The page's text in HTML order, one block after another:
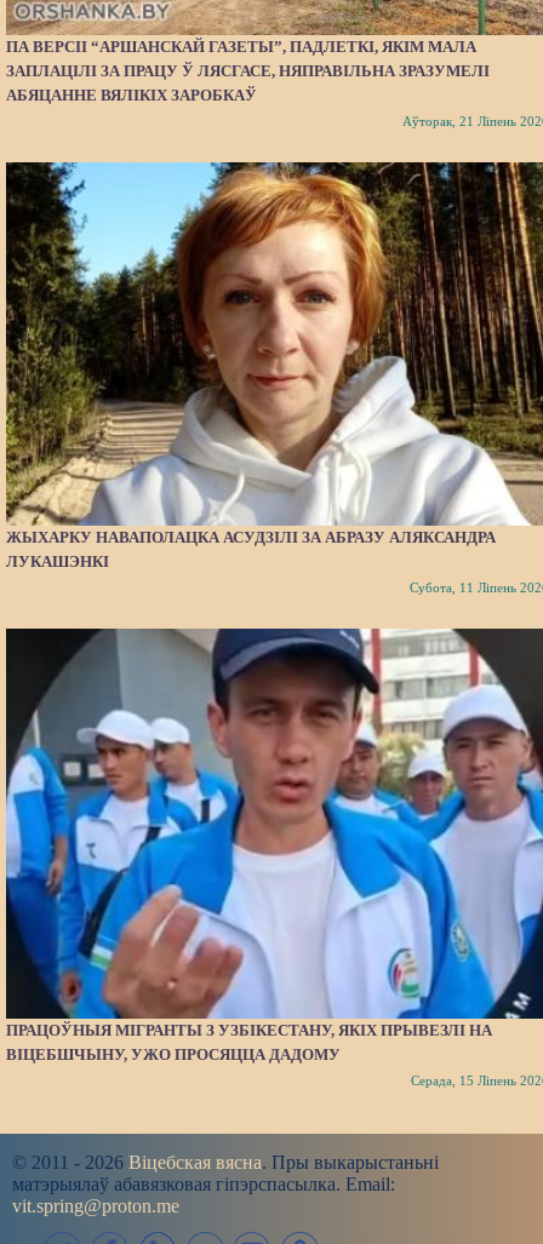
ПА ВЕРСІІ “АРШАНСКАЙ ГАЗЕТЫ”, ПАДЛЕТКІ, ЯКІМ МАЛА
ЗАПЛАЦІЛІ ЗА ПРАЦУ Ў ЛЯСГАСЕ, НЯПРАВІЛЬНА ЗРАЗУМЕЛІ
АБЯЦАННЕ ВЯЛІКІХ ЗАРОБКАЎ
Аўторак, 21 Ліпень
ЖЫХАРКУ НАВАПОЛАЦКА АСУДЗІЛІ ЗА АБРАЗУ АЛЯКСАНДРА
ЛУКАШЭНКІ
Субота, 11 Ліпень
ПРАЦОЎНЫЯ МІГРАНТЫ З УЗБІКЕСТАНУ, ЯКІХ ПРЫВЕЗЛІ НА
ВІЦЕБШЧЫНУ, УЖО ПРОСЯЦЦА ДАДОМУ
Серада, 15 Ліпень
© 2011 - 2026 Віцебская вясна. Пры выкарыстаньні
матэрыялаў абавязковая гіпэрспасылка. Email:
vit.spring@proton.me